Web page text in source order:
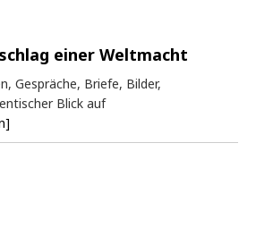
einer Weltmacht
Gespräche, Briefe, Bilder,
Blick auf